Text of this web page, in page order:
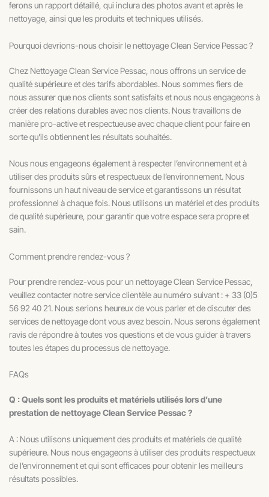
ferons un rapport détaillé, qui inclura des photos avant et après le
nettoyage, ainsi que les produits et techniques utilisés.
Pourquoi devrions-nous choisir le nettoyage Clean Service Pessac ?
Chez Nettoyage Clean Service Pessac, nous offrons un service de
qualité supérieure et des tarifs abordables. Nous sommes fiers de
nous assurer que nos clients sont satisfaits et nous nous engageons à
créer des relations durables avec nos clients. Nous travaillons de
manière pro-active et respectueuse avec chaque client pour faire en
sorte qu’ils obtiennent les résultats souhaités.
Nous nous engageons également à respecter l’environnement et à
utiliser des produits sûrs et respectueux de l’environnement. Nous
fournissons un haut niveau de service et garantissons un résultat
professionnel à chaque fois. Nous utilisons un matériel et des produits
de qualité supérieure, pour garantir que votre espace sera propre et
sain.
Comment prendre rendez-vous ?
Pour prendre rendez-vous pour un nettoyage Clean Service Pessac,
veuillez contacter notre service clientèle au numéro suivant : + 33 (0)5
56 92 40 21. Nous serions heureux de vous parler et de discuter des
services de nettoyage dont vous avez besoin. Nous serons également
ravis de répondre à toutes vos questions et de vous guider à travers
toutes les étapes du processus de nettoyage.
FAQs
Q : Quels sont les produits et matériels utilisés lors d’une
prestation de nettoyage Clean Service Pessac ?
A : Nous utilisons uniquement des produits et matériels de qualité
supérieure. Nous nous engageons à utiliser des produits respectueux
de l’environnement et qui sont efficaces pour obtenir les meilleurs
résultats possibles.